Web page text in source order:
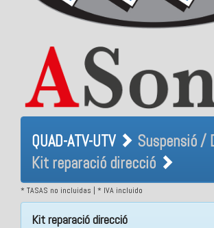
QUAD-ATV-UTV
Direcció Kit
direcció
QUAD-ATV-UTV
Suspensió /
Kit reparació direcció
* TASAS no incluidas | * IVA incluido
Kit reparació direcció